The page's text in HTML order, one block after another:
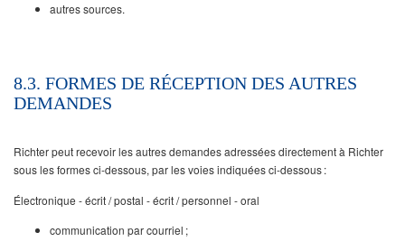
autres sources.
8.3. FORMES DE RÉCEPTION DES AUTRES
DEMANDES
Richter peut recevoir les autres demandes adressées directement à Richter
sous les formes ci-dessous, par les voies indiquées ci-dessous :
Électronique - écrit / postal - écrit / personnel - oral
communication par courriel ;